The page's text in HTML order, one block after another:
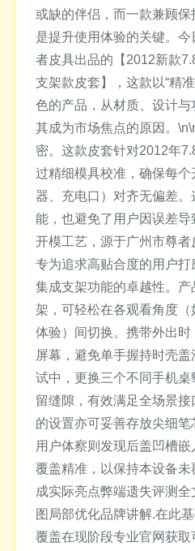
或缺的伴侣，而一款兼顾
是提升使用体验的关键。
者皮具出品的【2012新款
支架款皮套】，这款以“精
色的产品，从材质、设计
其成为市场焦点的原因。
密。这款皮套针对2012年
过精细模具校准，确保每
器、充电口）对齐无偏差
能，也避免了用户因误差
开模工艺，源于广州市尊者
专为追求高贴合度的用户
集成支架功能的卓越性。
架，可轻松在各观看角度
体验）间切换。携带外出
屏幕，避免单手握持时壳
试中，更换三个不同手机
留缝隙，有效满足全场景
的设置亦可妥善存放尖细
用户体察则发现后盖凹槽
覆盖精准，以保持本设备
成实际亮点弊端遗失评测
图局部优化品牌讲解.在此
覆盖在现阶段专业官网获